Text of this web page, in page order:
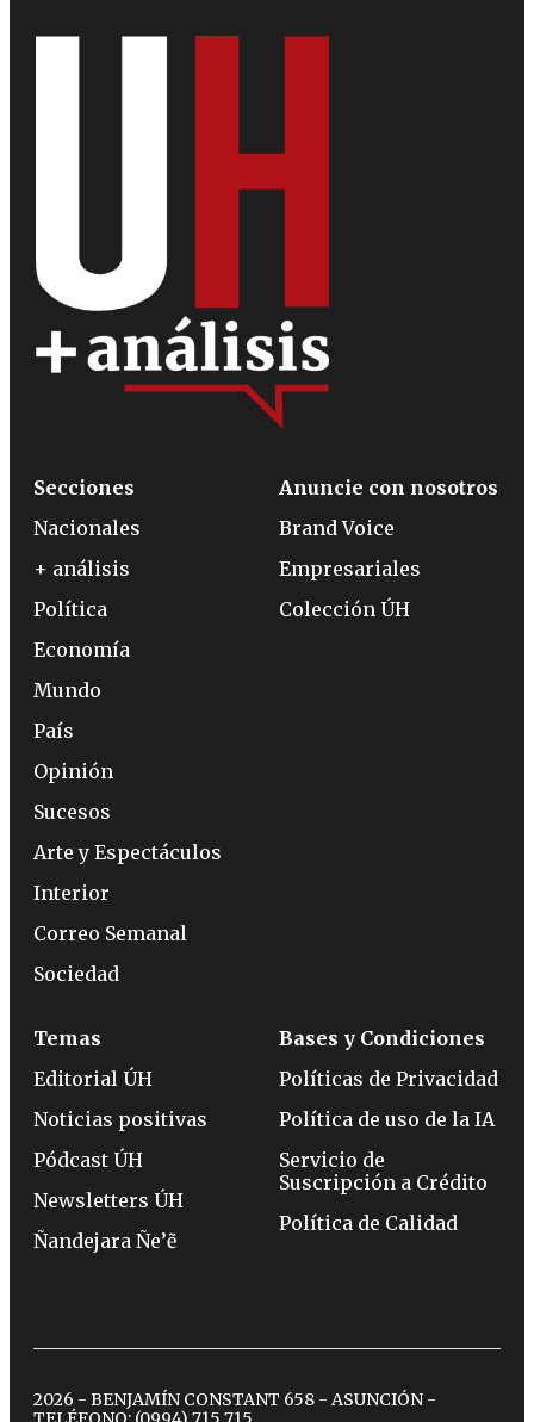
Secciones
Nacionales
+ análisis
Política
Economía
Mundo
País
Opinión
Sucesos
Arte y Espectáculos
Interior
Correo Semanal
Sociedad
Anuncie con nosotros
Brand Voice
Empresariales
Colección ÚH
Temas
Editorial ÚH
Noticias positivas
Pódcast ÚH
Newsletters ÚH
Ñandejara Ñe’ẽ
Bases y Condiciones
Políticas de Privacidad
Política de uso de la IA
Servicio de
Suscripción a Crédito
Política de Calidad
2026 - BENJAMÍN CONSTANT 658 - ASUNCIÓN -